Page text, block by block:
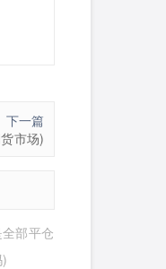
下一篇
市场)
部平仓